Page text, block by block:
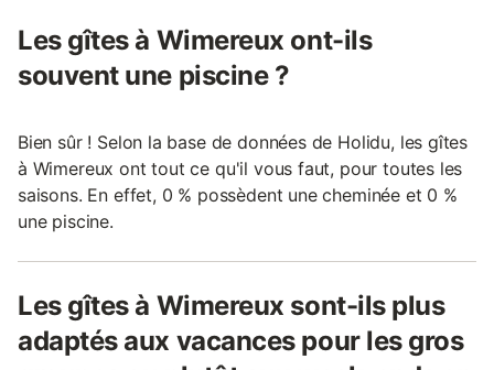
Les gîtes à Wimereux ont-ils
souvent une piscine ?
Bien sûr ! Selon la base de données de Holidu, les gîtes
à Wimereux ont tout ce qu'il vous faut, pour toutes les
saisons. En effet, 0 % possèdent une cheminée et 0 %
une piscine.
Les gîtes à Wimereux sont-ils plus
adaptés aux vacances pour les gros